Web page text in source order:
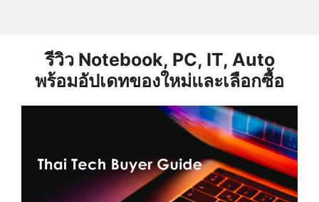
รีวิว Notebook, PC, IT, Auto
พร้อมอัปเดทของใหม่และเลือกซื้อ